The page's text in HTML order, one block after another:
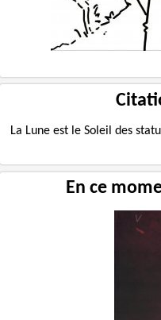
La Lune est le Soleil des
En ce